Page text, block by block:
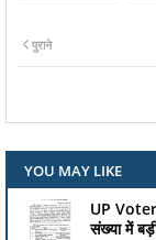
पुराने
YOU MAY LIKE
UP Voter
संख्या में